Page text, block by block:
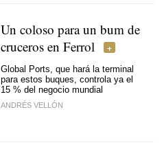
Un coloso para un bum de
cruceros en Ferrol
Global Ports, que hará la terminal
para estos buques, controla ya el
15 % del negocio mundial
ANDRÉS VELLÓN